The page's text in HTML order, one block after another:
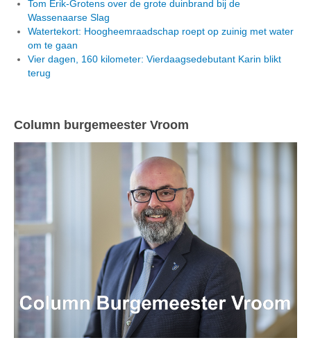
Tom Erik-Grotens over de grote duinbrand bij de
Wassenaarse Slag
Watertekort: Hoogheemraadschap roept op zuinig met water
om te gaan
Vier dagen, 160 kilometer: Vierdaagsedebutant Karin blikt
terug
Column burgemeester Vroom